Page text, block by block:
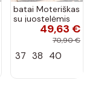
batai Moteriškas
su juostelėmis
su lako efektu
bordo spalvos
49,63 €
70,90 €
37 38 40